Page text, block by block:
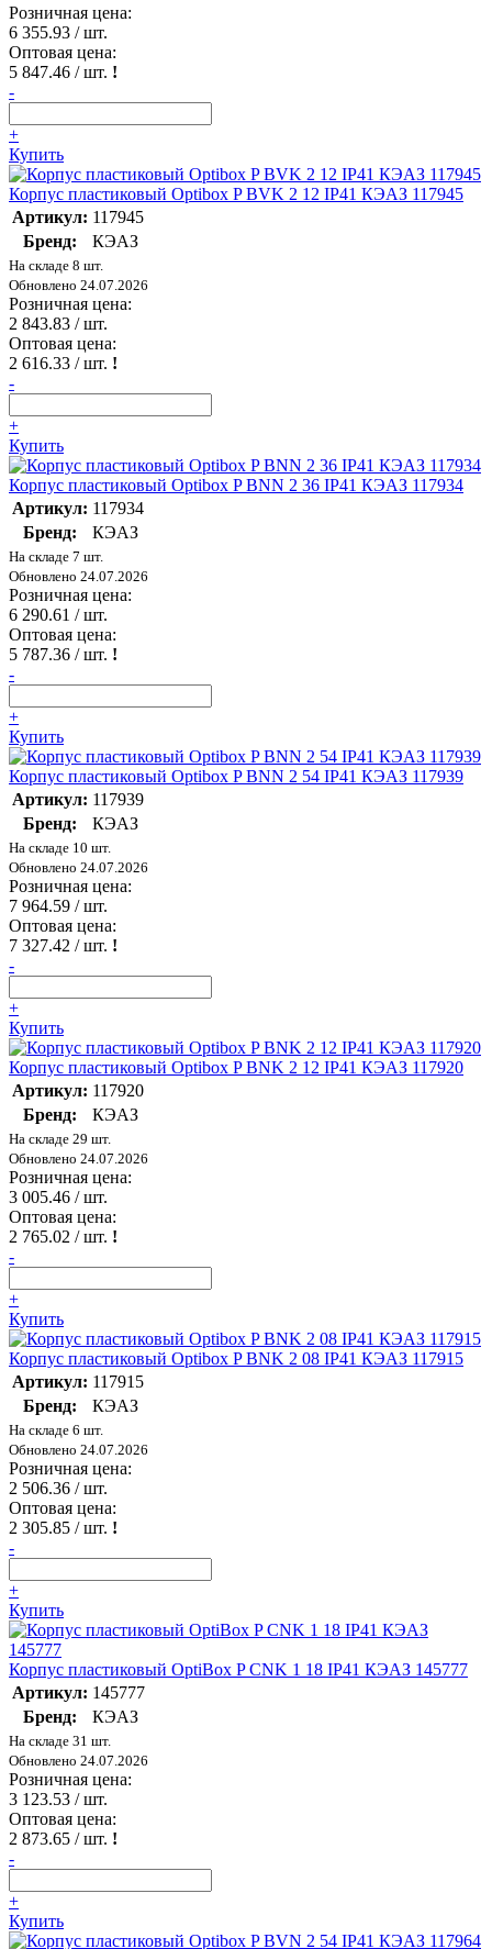
Розничная цена:
6 355.93 / шт.
Оптовая цена:
5 847.46 / шт. !
-
+
Купить
Корпус пластиковый Optibox P BVK 2 12 IP41 КЭАЗ 117945
Артикул: 117945
Бренд:
КЭАЗ
На складе 8 шт.
Обновлено 24.07.2026
Розничная цена:
2 843.83 / шт.
Оптовая цена:
2 616.33 / шт. !
-
+
Купить
Корпус пластиковый Optibox P BNN 2 36 IP41 КЭАЗ 117934
Артикул: 117934
Бренд:
КЭАЗ
На складе 7 шт.
Обновлено 24.07.2026
Розничная цена:
6 290.61 / шт.
Оптовая цена:
5 787.36 / шт. !
-
+
Купить
Корпус пластиковый Optibox P BNN 2 54 IP41 КЭАЗ 117939
Артикул: 117939
Бренд:
КЭАЗ
На складе 10 шт.
Обновлено 24.07.2026
Розничная цена:
7 964.59 / шт.
Оптовая цена:
7 327.42 / шт. !
-
+
Купить
Корпус пластиковый Optibox P BNK 2 12 IP41 КЭАЗ 117920
Артикул: 117920
Бренд:
КЭАЗ
На складе 29 шт.
Обновлено 24.07.2026
Розничная цена:
3 005.46 / шт.
Оптовая цена:
2 765.02 / шт. !
-
+
Купить
Корпус пластиковый Optibox P BNK 2 08 IP41 КЭАЗ 117915
Артикул: 117915
Бренд:
КЭАЗ
На складе 6 шт.
Обновлено 24.07.2026
Розничная цена:
2 506.36 / шт.
Оптовая цена:
2 305.85 / шт. !
-
+
Купить
Корпус пластиковый OptiBox P CNK 1 18 IP41 КЭАЗ 145777
Артикул: 145777
Бренд:
КЭАЗ
На складе 31 шт.
Обновлено 24.07.2026
Розничная цена:
3 123.53 / шт.
Оптовая цена:
2 873.65 / шт. !
-
+
Купить